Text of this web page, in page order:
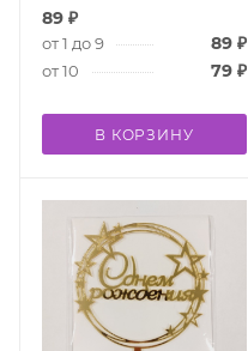
89 ₽
от 1 до 9 89₽
от 10 79₽
В КОРЗИНУ